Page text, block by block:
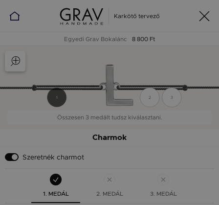
Karkötő tervező
Egyedi Grav Bokalánc 8 800 Ft
1 2 3
Összesen 3 medált tudsz kiválasztani.
Charmok
Szeretnék charmot
1. MEDÁL 2. MEDÁL 3. MEDÁL